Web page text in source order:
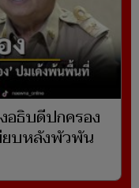
อธิบดีปกครอง
ยบหลังพัวพัน